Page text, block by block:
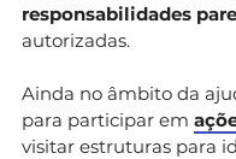
responsabilidades
autorizadas.
Ainda no âmbito da
para participar em
visitar estruturas para